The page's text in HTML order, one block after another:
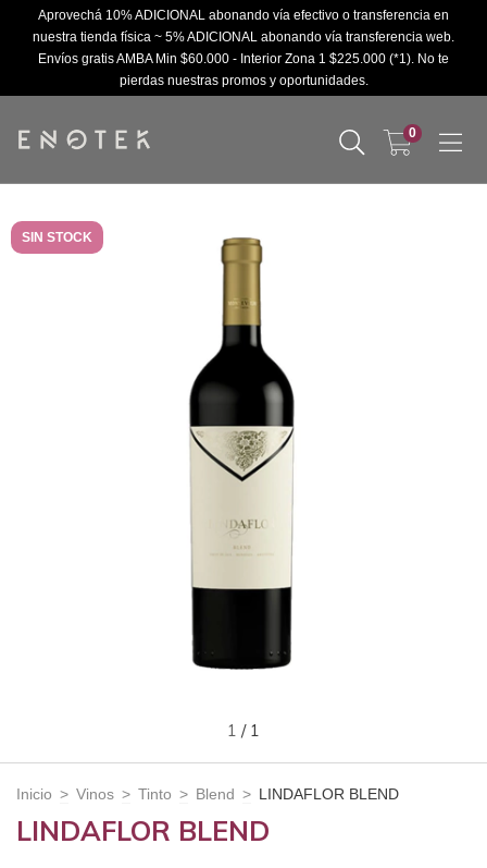
Aprovechá 10% ADICIONAL abonando vía efectivo o transferencia en
nuestra tienda física ~ 5% ADICIONAL abonando vía transferencia web.
Envíos gratis AMBA Min $60.000 - Interior Zona 1 $225.000 (*1). No te
pierdas nuestras promos y oportunidades.
0
SIN STOCK
1 / 1
Inicio > Vinos > Tinto > Blend > LINDAFLOR BLEND
LINDAFLOR BLEND